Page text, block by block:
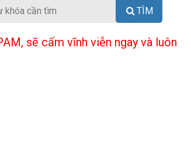
TÌM
sẽ cấm vĩnh viễn ngay và luôn